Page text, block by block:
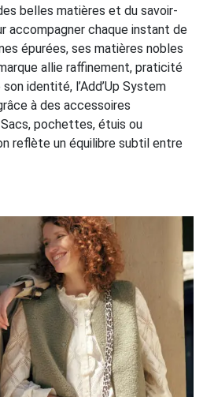
belles matières et du savoir-
accompagner chaque instant de
épurées, ses matières nobles
allie raffinement, praticité
identité, l’Add’Up System
à des accessoires
pochettes, étuis ou
reflète un équilibre subtil entre